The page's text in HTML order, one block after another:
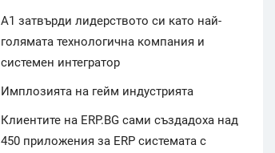
А1 затвърди лидерството си като най-
голямата технологична компания и
системен интегратор
Имплозията на гейм индустрията
Клиентите на ERP.BG сами създадоха над
450 приложения за ERP системата с